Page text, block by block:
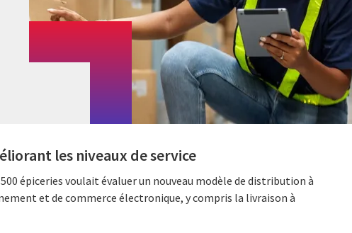
les niveaux de service
épiceries voulait évaluer un nouveau modèle de distribution à
et de commerce électronique, y compris la livraison à